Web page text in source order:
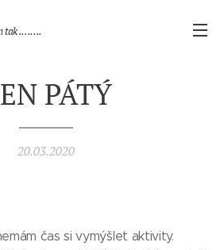
tak ........
PÁTÝ
20.03.2020
čas si vymýšlet aktivity.